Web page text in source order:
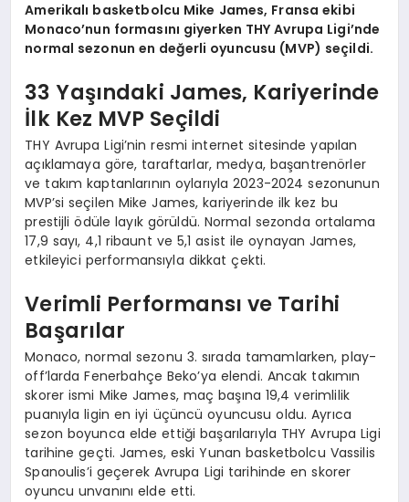
Amerikalı basketbolcu Mike James, Fransa ekibi
Monaco’nun formasını giyerken THY Avrupa Ligi’nde
normal sezonun en değerli oyuncusu (MVP) seçildi.
33 Yaşındaki James, Kariyerinde
İlk Kez MVP Seçildi
THY Avrupa Ligi’nin resmi internet sitesinde yapılan
açıklamaya göre, taraftarlar, medya, başantrenörler
ve takım kaptanlarının oylarıyla 2023-2024 sezonunun
MVP’si seçilen Mike James, kariyerinde ilk kez bu
prestijli ödüle layık görüldü. Normal sezonda ortalama
17,9 sayı, 4,1 ribaunt ve 5,1 asist ile oynayan James,
etkileyici performansıyla dikkat çekti.
Verimli Performansı ve Tarihi
Başarılar
Monaco, normal sezonu 3. sırada tamamlarken, play-
off’larda Fenerbahçe Beko’ya elendi. Ancak takımın
skorer ismi Mike James, maç başına 19,4 verimlilik
puanıyla ligin en iyi üçüncü oyuncusu oldu. Ayrıca
sezon boyunca elde ettiği başarılarıyla THY Avrupa Ligi
tarihine geçti. James, eski Yunan basketbolcu Vassilis
Spanoulis’i geçerek Avrupa Ligi tarihinde en skorer
oyuncu unvanını elde etti.